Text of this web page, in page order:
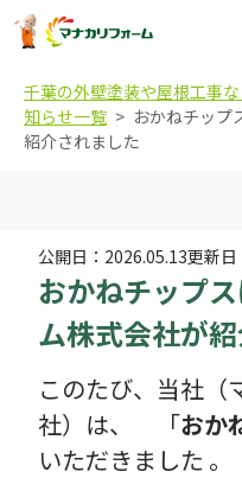
千葉の外壁塗装や屋根工事
知らせ一覧
おかねチップ
紹介されました
公開日： 2026.05.13更新日
おかねチップ
ム株式会社が
このたび、当社（
社）は、 「おか
いただきました 。